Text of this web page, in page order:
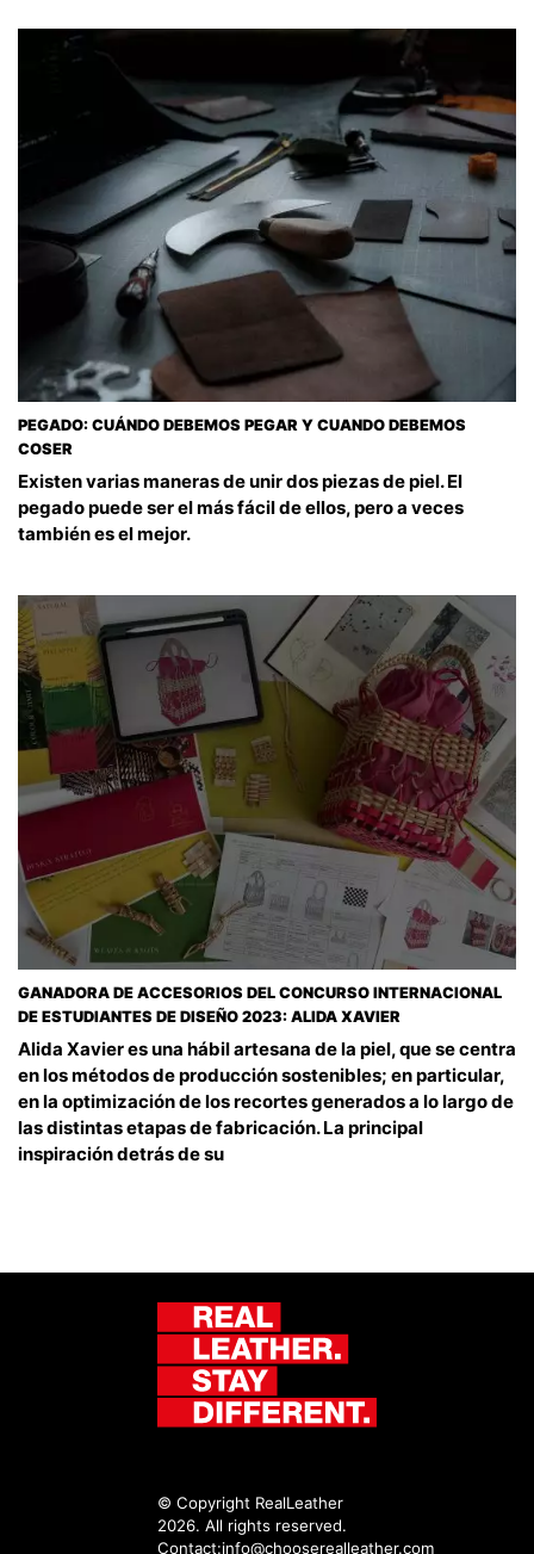
PEGADO: CUÁNDO DEBEMOS PEGAR Y CUANDO DEBEMOS
COSER
Existen varias maneras de unir dos piezas de piel. El
pegado puede ser el más fácil de ellos, pero a veces
también es el mejor.
GANADORA DE ACCESORIOS DEL CONCURSO INTERNACIONAL
DE ESTUDIANTES DE DISEÑO 2023: ALIDA XAVIER
Alida Xavier es una hábil artesana de la piel, que se centra
en los métodos de producción sostenibles; en particular,
en la optimización de los recortes generados a lo largo de
las distintas etapas de fabricación. La principal
inspiración detrás de su
© Copyright RealLeather
2026. All rights reserved.
Contact:info@chooserealleather.com